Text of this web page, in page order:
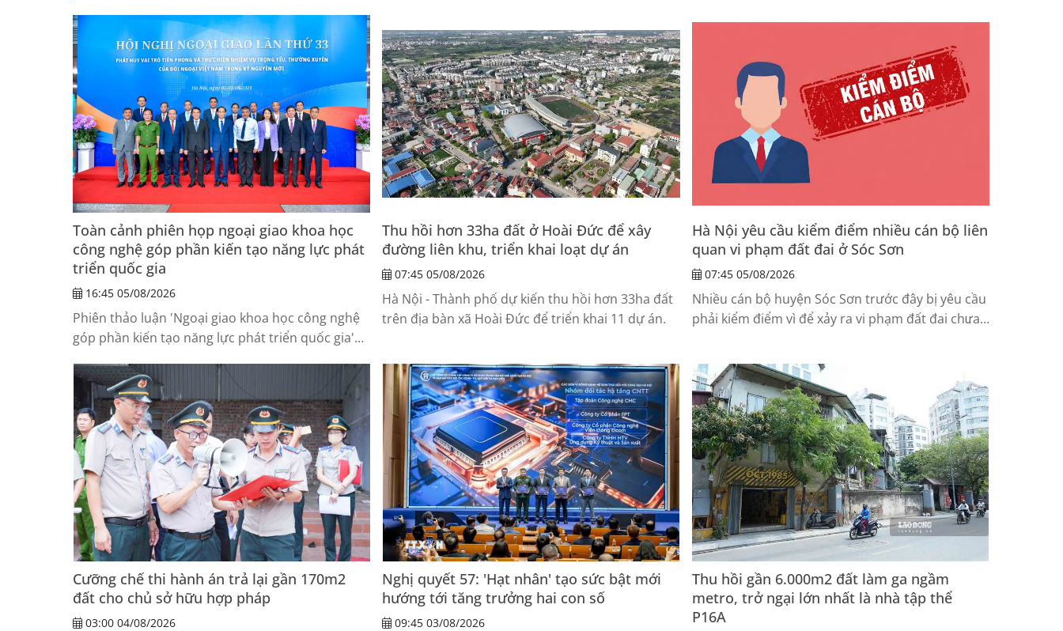
Toàn cảnh phiên họp ngoại giao khoa học
công nghệ góp phần kiến tạo năng lực phát
triển quốc gia
16:45 05/08/2026
Phiên thảo luận 'Ngoại giao khoa học công nghệ
góp phần kiến tạo năng lực phát triển quốc gia'
Thu hồi hơn 33ha đất ở Hoài Đức để xây
đường liên khu, triển khai loạt dự án
07:45 05/08/2026
Hà Nội - Thành phố dự kiến thu hồi hơn 33ha đất
trên địa bàn xã Hoài Đức để triển khai 11 dự án.
Hà Nội yêu cầu kiểm điểm nhiều cán bộ liên
quan vi phạm đất đai ở Sóc Sơn
07:45 05/08/2026
Nhiều cán bộ huyện Sóc Sơn trước đây bị yêu cầu
phải kiểm điểm vì để xảy ra vi phạm đất đai chưa
Cưỡng chế thi hành án trả lại gần 170m2
đất cho chủ sở hữu hợp pháp
03:00 04/08/2026
Nghị quyết 57: 'Hạt nhân' tạo sức bật mới
hướng tới tăng trưởng hai con số
09:45 03/08/2026
Thu hồi gần 6.000m2 đất làm ga ngầm
metro, trở ngại lớn nhất là nhà tập thể
P16A